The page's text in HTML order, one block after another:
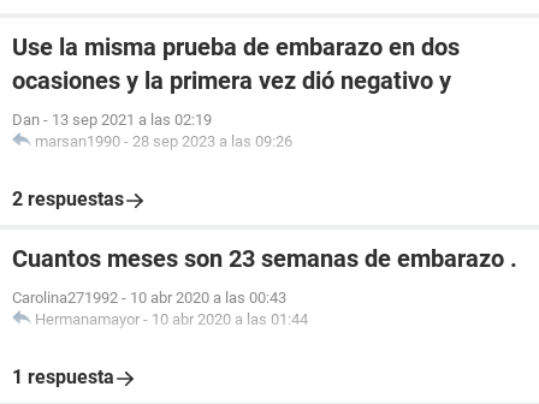
Use la misma prueba de embarazo en dos
ocasiones y la primera vez dió negativo y
Dan - 13 sep 2021 a las 02:19
marsan1990 - 28 sep 2023 a las 09:26
2 respuestas
Cuantos meses son 23 semanas de embarazo .
Carolina271992 - 10 abr 2020 a las 00:43
Hermanamayor - 10 abr 2020 a las 01:44
1 respuesta